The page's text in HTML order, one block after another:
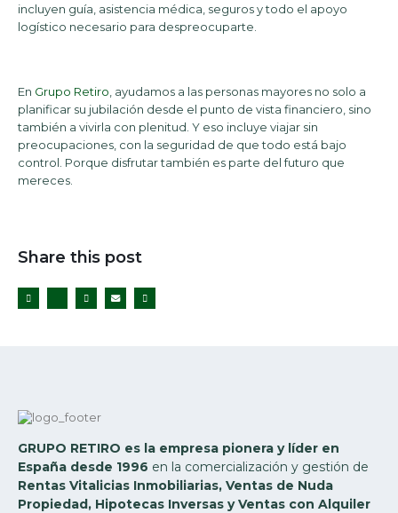
incluyen guía, asistencia médica, seguros y todo el apoyo
logístico necesario para despreocuparte.
En Grupo Retiro , ayudamos a las personas mayores no solo a
planificar su jubilación desde el punto de vista financiero, sino
también a vivirla con plenitud. Y eso incluye viajar sin
preocupaciones, con la seguridad de que todo está bajo
control. Porque disfrutar también es parte del futuro que
mereces.
Share this post
GRUPO RETIRO es la empresa pionera y líder en
España desde 1996 en la comercialización y gestión de
Rentas Vitalicias Inmobiliarias, Ventas de Nuda
Propiedad, Hipotecas Inversas y Ventas con Alquiler